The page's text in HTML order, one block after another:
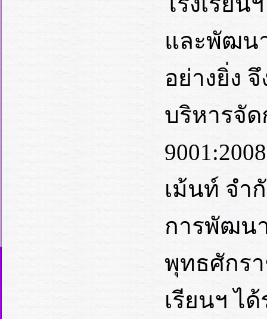
และพัฒน
อย่างยิ่ง
บริหารจั
เม้นท์ จำ
การพัฒน
พุทธศักร
เรียนฯ ไ